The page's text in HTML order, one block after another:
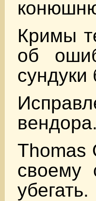
Кримы
об
сундуки
вендора.
Thomas
своему
убегать.